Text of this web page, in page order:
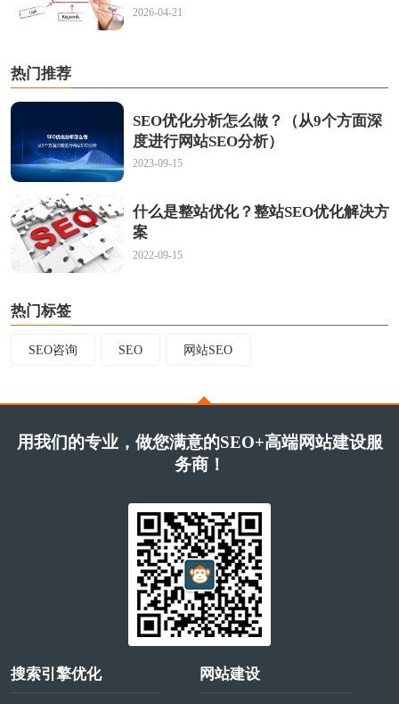
2026-04-21
热门推荐
SEO优化分析怎么做？（从9个方面深
度进行网站SEO分析）
2023-09-15
什么是整站优化？整站SEO优化解决方
案
2022-09-15
热门标签
SEO咨询 SEO 网站SEO
用我们的专业，做您满意的SEO+高端网站建设服
务商！
搜索引擎优化 网站建设